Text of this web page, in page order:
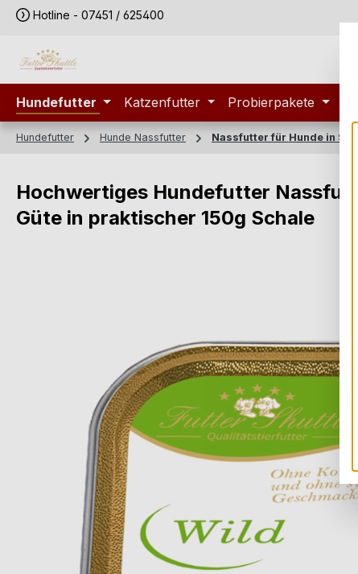
Hauptinhalt springen
Zur Suche springen
Zur Hauptnavigation springen
Hotline - 07451 / 625400
Hundefutter Katzenfutter Probierpakete
Hundefutter Hunde Nassfutter Nassfutter für Hunde in
Hochwertiges Hundefutter
Güte in praktischer 150g Schale